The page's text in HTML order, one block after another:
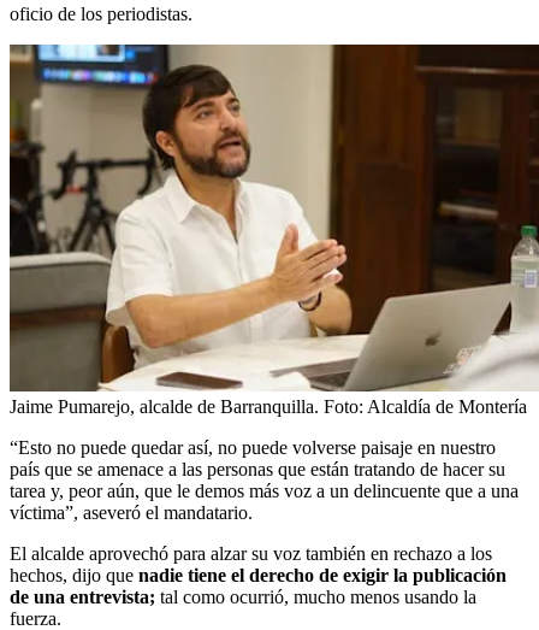
oficio de los periodistas.
Jaime Pumarejo, alcalde de Barranquilla. Foto: Alcaldía de Montería
“Esto no puede quedar así, no puede volverse paisaje en nuestro
país que se amenace a las personas que están tratando de hacer su
tarea y, peor aún, que le demos más voz a un delincuente que a una
víctima”, aseveró el mandatario.
El alcalde aprovechó para alzar su voz también en rechazo a los
hechos, dijo que nadie tiene el derecho de exigir la publicación
de una entrevista; tal como ocurrió, mucho menos usando la
fuerza.